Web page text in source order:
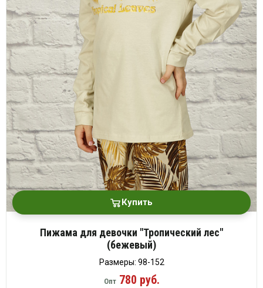
Купить
Пижама для девочки "Тропический лес"
(бежевый)
Размеры: 98-152
Опт780 руб.